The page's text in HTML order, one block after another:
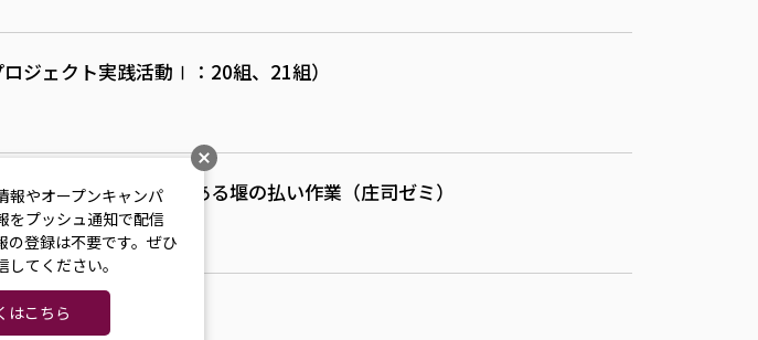
ジェクト実践活動Ⅰ：20組、21組）
参加：江戸時代からある堰の払い作業（庄司ゼミ）
報やオープンキャンパ
をプッシュ通知で配信
の登録は不要です。ぜひ
てください。
はこちら